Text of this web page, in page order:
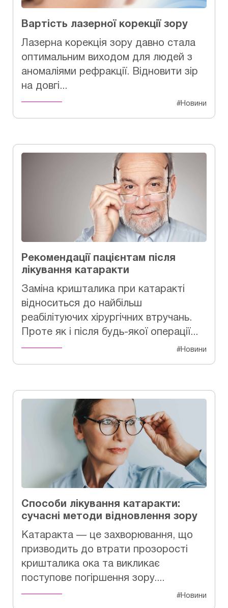
Вартість лазерної корекції зору
Лазерна корекція зору давно стала
оптимальним виходом для людей з
аномаліями рефракції. Відновити зір
на довгі...
#Новини
Рекомендації пацієнтам після
лікування катаракти
Заміна кришталика при катаракті
відноситься до найбільш
реабілітуючих хірургічних втручань.
Проте як і після будь-якої операції...
#Новини
Способи лікування катаракти:
сучасні методи відновлення зору
Катаракта — це захворювання, що
призводить до втрати прозорості
кришталика ока та викликає
поступове погіршення зору....
#Новини